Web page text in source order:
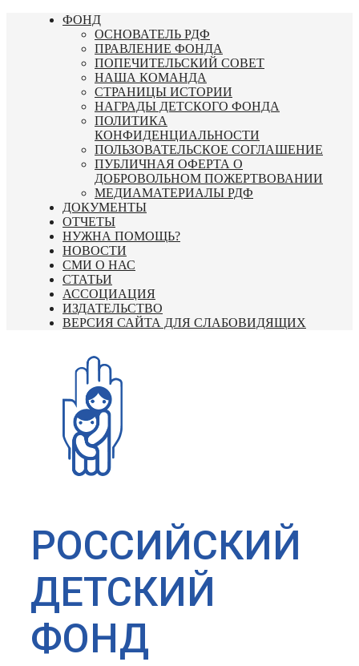
Перейти
ФОНД
ОСНОВАТЕЛЬ РДФ
ПРАВЛЕНИЕ ФОНДА
ПОПЕЧИТЕЛЬСКИЙ СОВЕТ
НАША КОМАНДА
СТРАНИЦЫ ИСТОРИИ
НАГРАДЫ ДЕТСКОГО ФОНДА
ПОЛИТИКА
КОНФИДЕНЦИАЛЬНОСТИ
ПОЛЬЗОВАТЕЛЬСКОЕ СОГЛАШЕНИЕ
ПУБЛИЧНАЯ ОФЕРТА О
ДОБРОВОЛЬНОМ ПОЖЕРТВОВАНИИ
МЕДИАМАТЕРИАЛЫ РДФ
ДОКУМЕНТЫ
ОТЧЕТЫ
НУЖНА ПОМОЩЬ?
НОВОСТИ
СМИ О НАС
СТАТЬИ
АССОЦИАЦИЯ
ИЗДАТЕЛЬСТВО
ВЕРСИЯ САЙТА ДЛЯ СЛАБОВИДЯЩИХ
РОССИЙСКИЙ
ДЕТСКИЙ
ФОНД